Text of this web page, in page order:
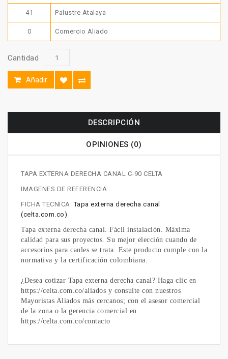
41 Palustre Atalaya
0 Comercio Aliado
Cantidad
Añadir
DESCRIPCIÓN
OPINIONES (0)
TAPA EXTERNA DERECHA CANAL C-90 CELTA
IMAGENES DE REFERENCIA
FICHA TECNICA:Tapa externa derecha canal
(celta.com.co)
Tapa externa derecha canal. Fácil instalación. Máxima
calidad para sus proyectos. Su mejor elección cuando de
accesorios para canles se trata. Este producto cumple con la
normativa y la certificación colombiana.
¿Desea cotizar Tapa externa derecha canal? Haga clic en
https://celta.com.co/aliados y consulte con nuestros
Mayoristas Aliados más cercanos; con el asesor comercial
de la zona o la gerencia comercial en
https://celta.com.co/contacto